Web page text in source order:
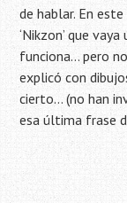
de hablar. En
‘Nikzon’ que
funciona… pero
explicó con
cierto… (no han
esa última frase